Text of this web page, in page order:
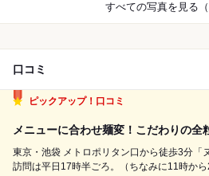
すべての写真を見る（
口コミ
ピックアップ！口コミ
メニューに合わせ麺変！こだわりの全
東京・池袋 メトロポリタン口から徒歩3分「
訪問は平日17時半ごろ。（ちなみに11時から22